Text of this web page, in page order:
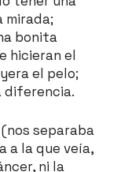
mirada;
bonita
hicieran el
el pelo;
diferencia.
separaba
a la que veía,
ni la